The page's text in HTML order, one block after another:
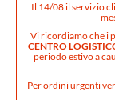
Il 14/08 il servizio
Vi ricordiamo che i
CENTRO
periodo estivo a
Per ordini urgenti